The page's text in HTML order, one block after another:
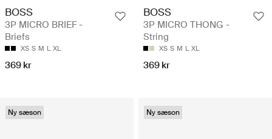
BOSS
3P MICRO BRIEF -
Briefs
XS S M L XL
369 kr
BOSS
3P MICRO THONG -
String
XS S M L XL
369 kr
Ny sæson Ny sæson